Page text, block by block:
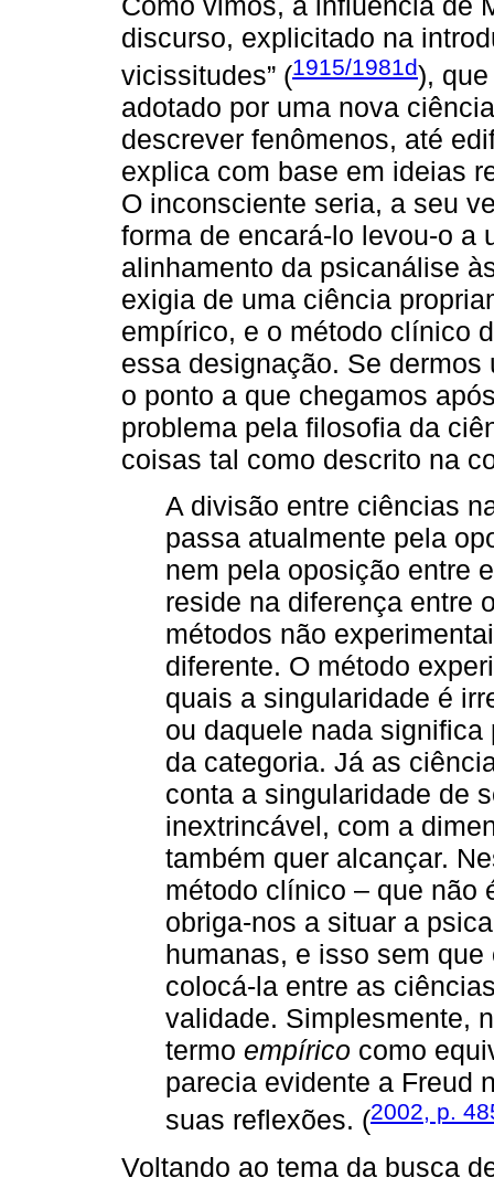
discurso, explicitado na
vicissitudes” (1915/1981d),
adotado por uma nova
descrever fenômenos, até
explica com base em ideias
O inconsciente seria, a seu
forma de encará-lo levou-o a
alinhamento da psicanálise
exigia de uma ciência
empírico, e o método clínico
essa designação. Se
o ponto a que chegamos
problema pela filosofia da
coisas tal como descrito na
A divisão entre ciências
passa atualmente pela
nem pela oposição entre
reside na diferença entre
métodos não
diferente. O método
quais a singularidade é
ou daquele nada
da categoria. Já as
conta a singularidade de
inextrincável, com a
também quer alcançar.
método clínico – que não
obriga-nos a situar a
humanas, e isso sem
colocá-la entre as
validade. Simplesmente,
termo empírico como
parecia evidente a Freud
suas reflexões. (2002, p.
Voltando ao tema da busca